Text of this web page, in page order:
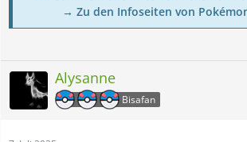
→ Zu den Infoseiten von
Alysanne
Bisafan